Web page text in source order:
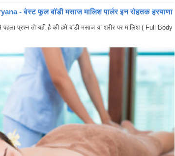
- बेस्ट फुल बॉडी मसाज मालिश पार्लर इन रोहतक हरयाणा
प्रश्न तो यही है की हमे बॉडी मसाज या शरीर पर मालिश ( Full Body